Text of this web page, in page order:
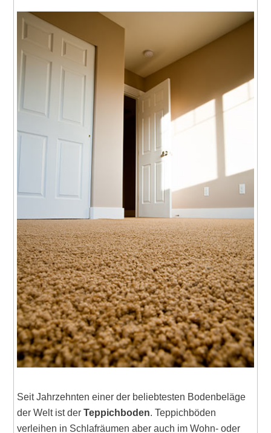
Seit Jahrzehnten einer der beliebtesten Bodenbeläge
der Welt ist derTeppichboden. Teppichböden
verleihen in Schlafräumen aber auch im Wohn- oder